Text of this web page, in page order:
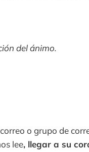
del ánimo.
o grupo de
lee, llegar a su